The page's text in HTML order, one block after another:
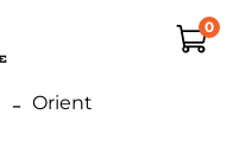
0
Orient